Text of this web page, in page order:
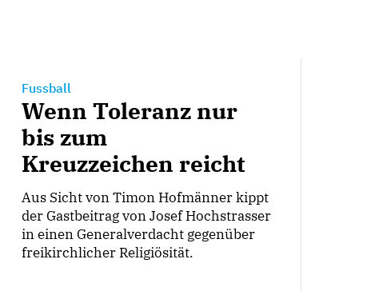
Fussball
Wenn Toleranz nur
bis zum
Kreuzzeichen reicht
Aus Sicht von Timon Hofmänner kippt
der Gastbeitrag von Josef Hochstrasser
in einen Generalverdacht gegenüber
freikirchlicher Religiösität.